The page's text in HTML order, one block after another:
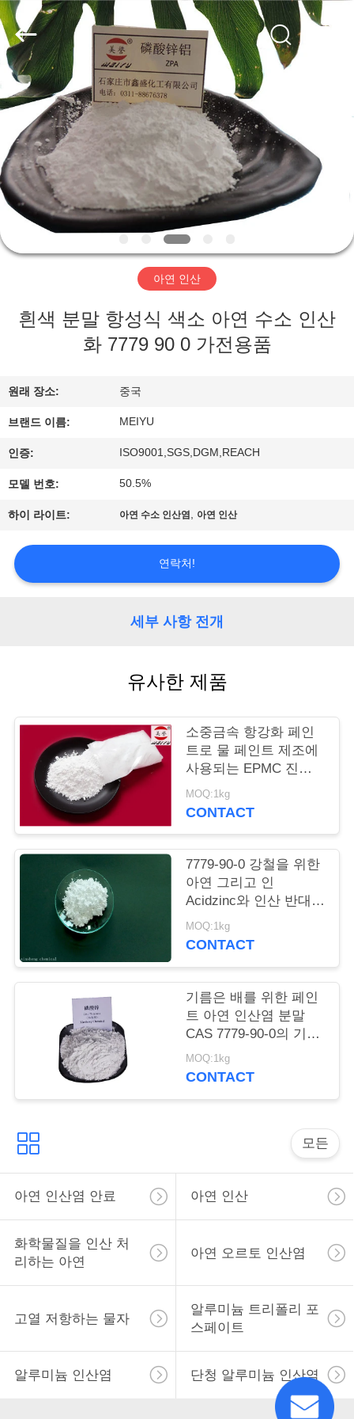
집
제
품
비
디
관
한
것
공
품
저
연
락
을
요
청
하
십
시
사
이
2026
shijiazhuang
city
xinsheng
chemical
co.,ltd.
All
Rights
Reserved.
Developed
by
ECER
아연 인산
흰색 분말 항성식 색소 아연 수소 인산
화 7779 90 0 가전용품
원래 장소: 중국
브랜드 이름: MEIYU
인증: ISO9001,SGS,DGM,REACH
모델 번호: 50.5%
하이 라이트: 아연 수소 인산염 , 아연 인산
연락처!
세부 사항 전개
유사한 제품
소중금속 항강화 페인
트로 물 페인트 제조에
사용되는 EPMC 진크
포스파트
MOQ:1kg
CONTACT
7779-90-0 강철을 위한
아연 그리고 인
Acidzinc와 인산 반대로
부식성 페인트
MOQ:1kg
CONTACT
기름은 배를 위한 페인
트 아연 인산염 분말
CAS 7779-90-0의 기초
를 두고 강철 구조물은
보호합니다
MOQ:1kg
CONTACT
모든
아연 인산염 안료 아연 인산
화학물질을 인산 처
리하는 아연
아연 오르토 인산염
고열 저항하는 물자
알루미늄 트리폴리 포
스페이트
알루미늄 인산염 단청 알루미늄 인산염